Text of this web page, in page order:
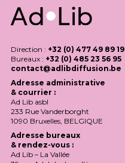
Direction : +32 (0) 477 49 89 19
Bureaux : +32 (0) 485 23 56 95
contact@adlibdiffusion.be
Adresse administrative
& courrier :
Ad Lib asbl
233 Rue Vanderborght
1090 Bruxelles, BELGIQUE
Adresse bureaux
& rendez-vous :
Ad Lib – La Vallée